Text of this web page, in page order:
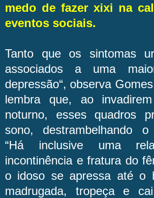
medo de fazer xixi na
eventos sociais.
Tanto que os sintomas
associados a uma
depressão“, observa
lembra que, ao
noturno, esses quadros
sono, destrambelhando o
“Há inclusive uma
incontinência e fratura do
o idoso se apressa até o
madrugada, tropeça e